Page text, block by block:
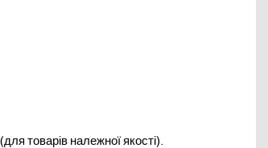
товарів належної якості).